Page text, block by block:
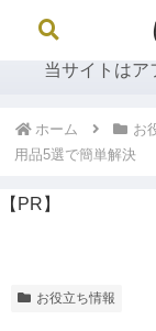
当サイトはア
ホーム お
用品5選で簡単解決
【PR】
お役立ち情報